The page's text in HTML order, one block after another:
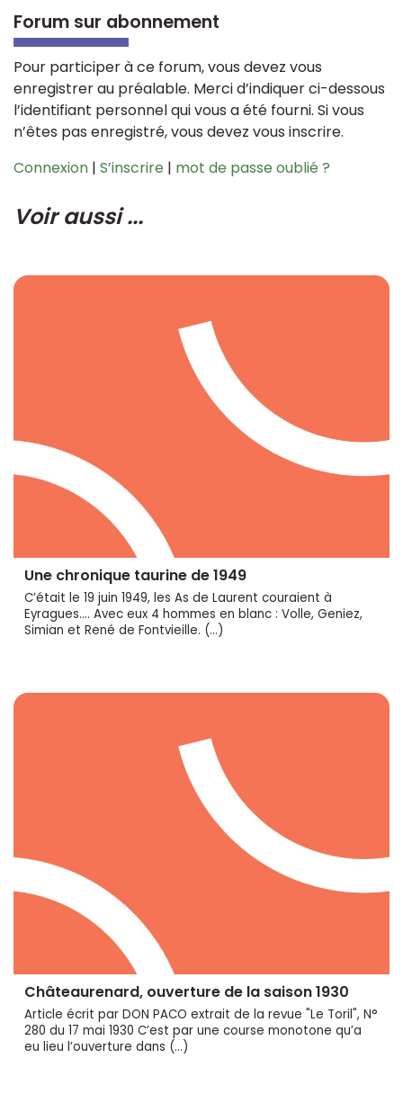
Forum sur abonnement
Pour participer à ce forum, vous devez vous
enregistrer au préalable. Merci d’indiquer ci-dessous
l’identifiant personnel qui vous a été fourni. Si vous
n’êtes pas enregistré, vous devez vous inscrire.
Connexion | S’inscrire | mot de passe oublié ?
Voir aussi ...
Une chronique taurine de 1949
C’était le 19 juin 1949, les As de Laurent couraient à
Eyragues.... Avec eux 4 hommes en blanc : Volle, Geniez,
Simian et René de Fontvieille. (…)
Châteaurenard, ouverture de la saison 1930
Article écrit par DON PACO extrait de la revue "Le Toril", N°
280 du 17 mai 1930 C’est par une course monotone qu’a
eu lieu l’ouverture dans (…)